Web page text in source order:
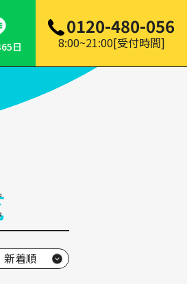
日
0120-480-056
8:00~21:00[受付時間]